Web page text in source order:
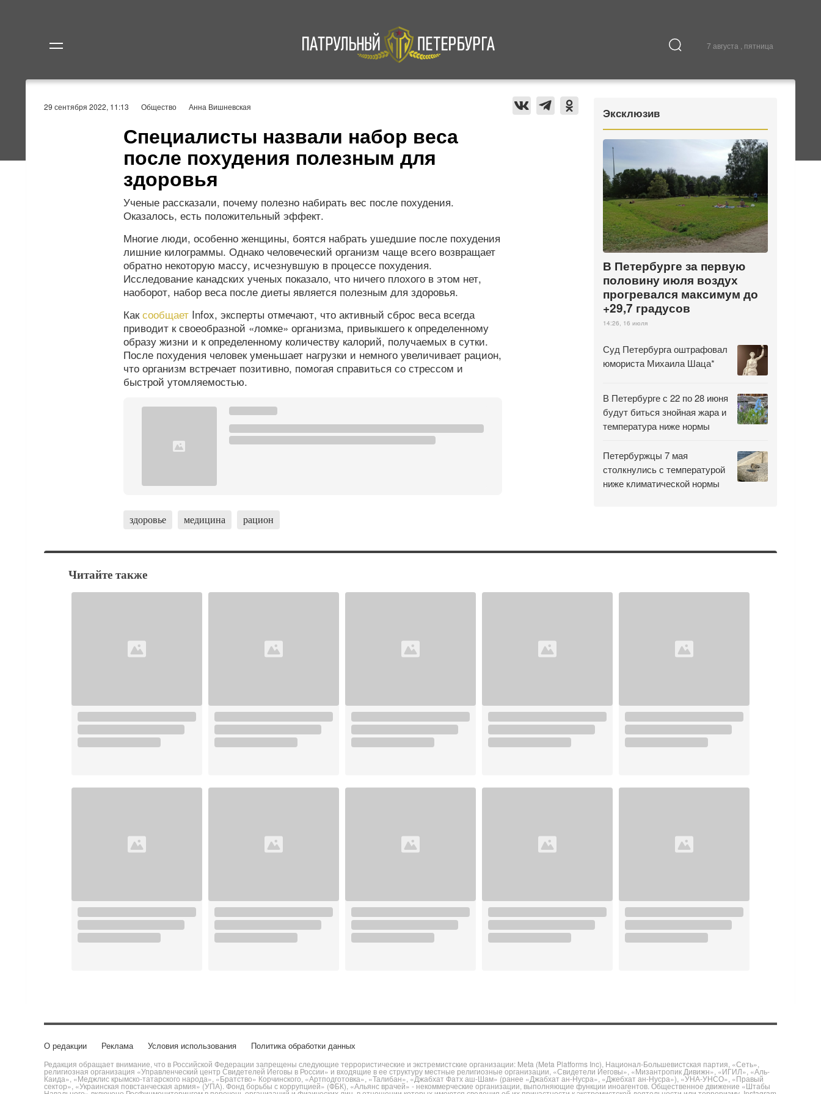
7 августа , пятница
Происшествия Культура
29 сентября 2022, 11:13 Общество Анна Вишневская
Специалисты назвали набор веса
после похудения полезным для
здоровья
Ученые рассказали, почему полезно набирать вес после похудения.
Оказалось, есть положительный эффект.
Многие люди, особенно женщины, боятся набрать ушедшие после похудения
лишние килограммы. Однако человеческий организм чаще всего возвращает
обратно некоторую массу, исчезнувшую в процессе похудения.
Исследование канадских ученых показало, что ничего плохого в этом нет,
наоборот, набор веса после диеты является полезным для здоровья.
Каксообщает Infox, эксперты отмечают, что активный сброс веса всегда
приводит к своеобразной «ломке» организма, привыкшего к определенному
образу жизни и к определенному количеству калорий, получаемых в сутки.
После похудения человек уменьшает нагрузки и немного увеличивает рацион,
что организм встречает позитивно, помогая справиться со стрессом и
быстрой утомляемостью.
здоровье медицина рацион
Эксклюзив
В Петербурге за первую
половину июля воздух
прогревался максимум до
+29,7 градусов
14:26, 16 июля
Суд Петербурга оштрафовал
юмориста Михаила Шаца*
В Петербурге с 22 по 28 июня
будут биться знойная жара и
температура ниже нормы
Петербуржцы 7 мая
столкнулись с температурой
ниже климатической нормы
Читайте также
О редакции Реклама Условия использования Политика обработки данных
Редакция обращает внимание, что в Российской Федерации запрещены следующие террористические и экстремистские организации: Meta (Meta Platforms Inc), Национал-Большевистская партия, «Сеть»,
религиозная организация «Управленческий центр Свидетелей Иеговы в России» и входящие в ее структуру местные религиозные организации, «Свидетели Иеговы», «Мизантропик Дивижн», «ИГИЛ», «Аль-
Каида», «Меджлис крымско-татарского народа», «Братство» Корчинского, «Артподготовка», «Талибан», «Джабхат Фатх аш-Шам» (ранее «Джабхат ан-Нусра», «Джебхат ан-Нусра»), «УНА-УНСО», «Правый
сектор», «Украинская повстанческая армия» (УПА). Фонд борьбы с коррупцией» (ФБК), «Альянс врачей» - некоммерческие организации, выполняющие функции иноагентов. Общественное движение «Штабы